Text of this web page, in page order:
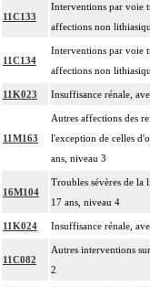
11C133
Interventions par voie
affections non
11C134
Interventions par voie
affections non
11K023 Insuffisance rénale,
11M163
Autres affections des
l'exception de celles
ans, niveau 3
16M104
Troubles sévères de la
17 ans, niveau 4
11K024 Insuffisance rénale,
11C082
Autres interventions
2